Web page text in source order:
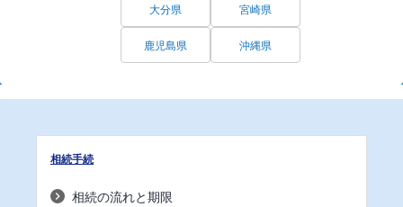
大分県 宮崎県
鹿児島県 沖縄県
相続手続
相続の流れと期限